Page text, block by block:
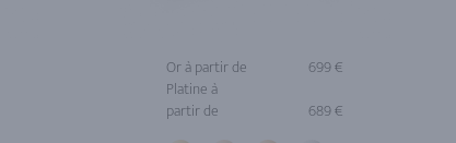
Or à partir de
699 €
Platine à
partir de
689 €